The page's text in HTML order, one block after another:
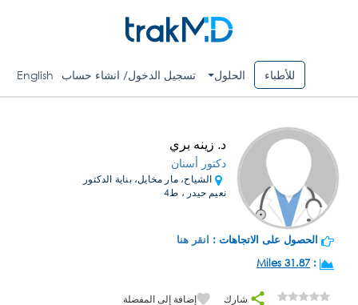
للأطباء الحلول تسجيل الدخول/ انشاء حساب English
د. زينه بري
دكتور أسنان
الشياح، مار مخايل، بناية الدكتور
نعيم حيدر ، ط4
الحصول على الاتجاهات : انقر هنا
:
31.87 Miles
شارك إضافة إلى المفضلة